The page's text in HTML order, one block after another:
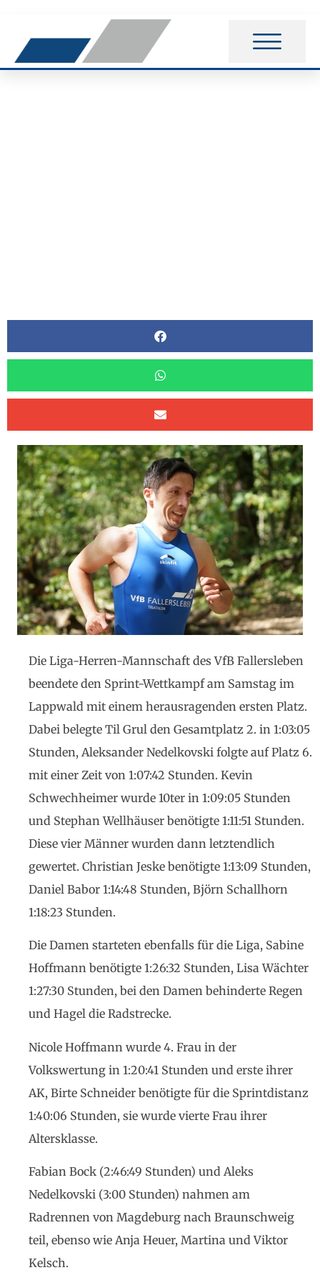
Die Liga-Herren-Mannschaft des VfB Fallersleben
beendete den Sprint-Wettkampf am Samstag im
Lappwald mit einem herausragenden ersten Platz.
Dabei belegte Til Grul den Gesamtplatz 2. in 1:03:05
Stunden, Aleksander Nedelkovski folgte auf Platz 6.
mit einer Zeit von 1:07:42 Stunden. Kevin
Schwechheimer wurde 10ter in 1:09:05 Stunden
und Stephan Wellhäuser benötigte 1:11:51 Stunden.
Diese vier Männer wurden dann letztendlich
gewertet. Christian Jeske benötigte 1:13:09 Stunden,
Daniel Babor 1:14:48 Stunden, Björn Schallhorn
1:18:23 Stunden.
Die Damen starteten ebenfalls für die Liga, Sabine
Hoffmann benötigte 1:26:32 Stunden, Lisa Wächter
1:27:30 Stunden, bei den Damen behinderte Regen
und Hagel die Radstrecke.
Nicole Hoffmann wurde 4. Frau in der
Volkswertung in 1:20:41 Stunden und erste ihrer
AK, Birte Schneider benötigte für die Sprintdistanz
1:40:06 Stunden, sie wurde vierte Frau ihrer
Altersklasse.
Fabian Bock (2:46:49 Stunden) und Aleks
Nedelkovski (3:00 Stunden) nahmen am
Radrennen von Magdeburg nach Braunschweig
teil, ebenso wie Anja Heuer, Martina und Viktor
Kelsch.